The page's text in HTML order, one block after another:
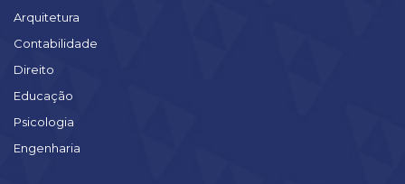
Arquitetura
Contabilidade
Direito
Educação
Psicologia
Engenharia